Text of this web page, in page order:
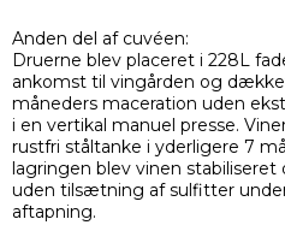
Anden del af cuvéen:
Druerne blev placeret i 228L
ankomst til vingården og
måneders maceration uden
i en vertikal manuel presse.
rustfri ståltanke i yderligere 7
lagringen blev vinen
uden tilsætning af sulfitter
aftapning.